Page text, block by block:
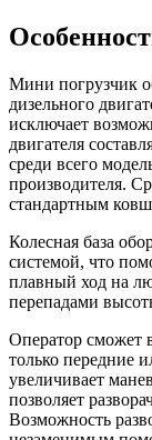
Мини погрузчик
дизельного
исключает
двигателя
среди всего
производителя.
стандартным
Колесная база
системой, что
плавный ход на
перепадами
Оператор сможет
только передние
увеличивает
позволяет
Возможность